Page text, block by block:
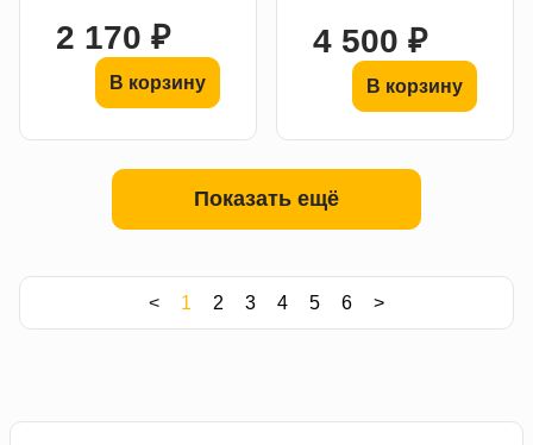
2 170 ₽
В корзину
4 500 ₽
В корзину
Показать ещё
< 1 2 3 4 5 6 >